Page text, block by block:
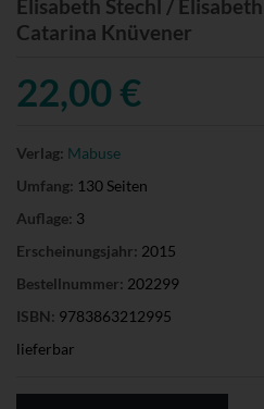
Elisabeth Stechl /
Catarina Knüvener
22,00 €
Verlag: Mabuse
Umfang: 130 Seiten
Auflage: 3
Erscheinungsjahr: 2015
Bestellnummer: 202299
ISBN: 9783863212995
lieferbar